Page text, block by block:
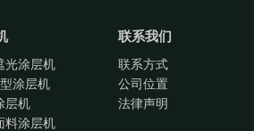
光涂层机
涂层机
层机
料涂层机
联系我们
联系方式
公司位置
法律声明